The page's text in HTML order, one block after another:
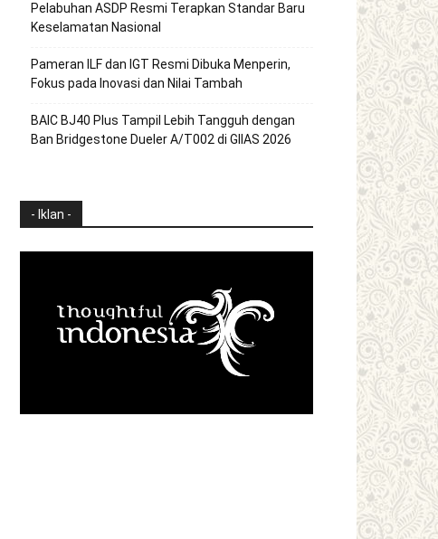
Pelabuhan ASDP Resmi Terapkan Standar Baru
Keselamatan Nasional
Pameran ILF dan IGT Resmi Dibuka Menperin,
Fokus pada Inovasi dan Nilai Tambah
BAIC BJ40 Plus Tampil Lebih Tangguh dengan
Ban Bridgestone Dueler A/T002 di GIIAS 2026
- Iklan -